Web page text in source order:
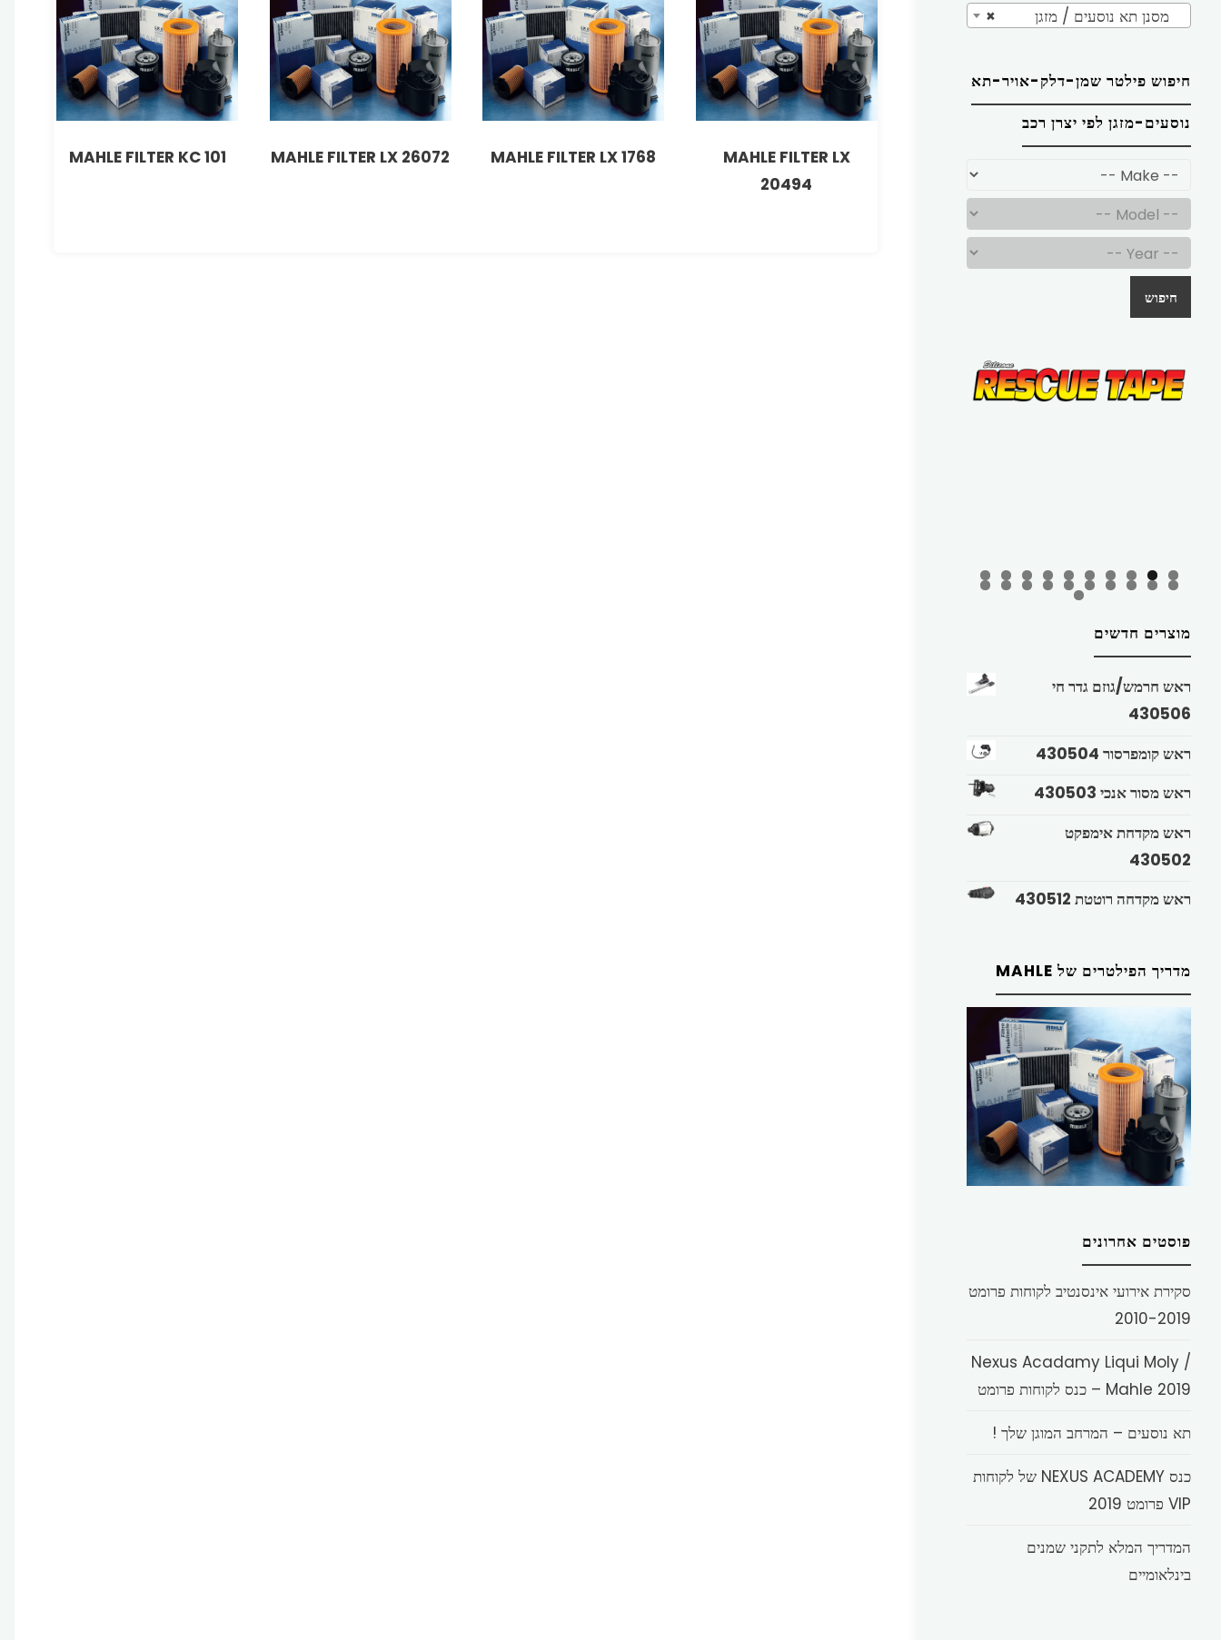
MAHLE FILTER LX
20494
MAHLE FILTER LX 1768
MAHLE FILTER LX 26072
MAHLE FILTER KC 101
× מסנן תא נוסעים / מזגן
חיפוש פילטר שמן-דלק-אויר-תא
נוסעים-מזגן לפי יצרן רכב
חיפוש
מוצרים חדשים
ראש חרמש/גוזם גדר חי
430506
ראש קומפרסור 430504
ראש מסור אנכי 430503
ראש מקדחת אימפקט
430502
ראש מקדחה רוטטת 430512
מדריך הפילטרים של MAHLE
פוסטים אחרונים
סקירת אירועי אינסנטיב לקוחות פרומט
2010-2019
Nexus Acadamy Liqui Moly /
Mahle 2019 – כנס לקוחות פרומט
תא נוסעים – המרחב המוגן שלך !
כנס NEXUS ACADEMY של לקוחות
VIP פרומט 2019
המדריך המלא לתקני שמנים
בינלאומיים